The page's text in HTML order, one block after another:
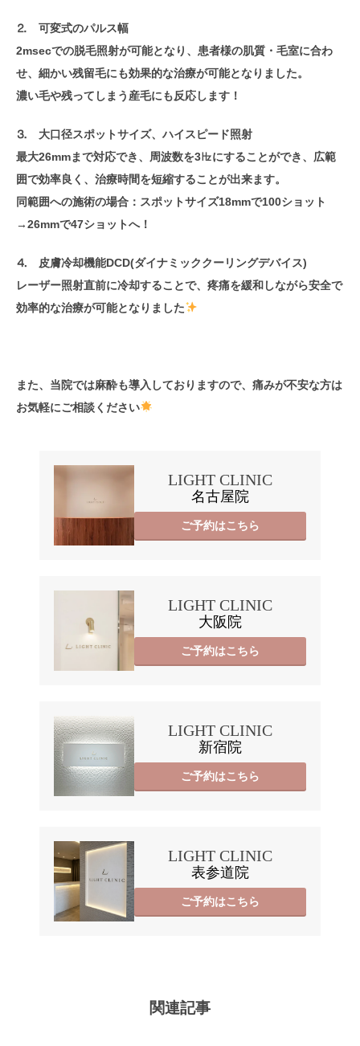
⒉ 可変式のパルス幅
2msecでの脱毛照射が可能となり、患者様の肌質・毛室に合わ
せ、細かい残留毛にも効果的な治療が可能となりました。
濃い毛や残ってしまう産毛にも反応します！
⒊ 大口径スポットサイズ、ハイスピード照射
最大26mmまで対応でき、周波数を3㎐にすることができ、広範
囲で効率良く、治療時間を短縮することが出来ます。
同範囲への施術の場合：スポットサイズ18mmで100ショット
→26mmで47ショットへ！
⒋ 皮膚冷却機能DCD(ダイナミッククーリングデバイス)
レーザー照射直前に冷却することで、疼痛を緩和しながら安全で
効率的な治療が可能となりました
また、当院では麻酔も導入しておりますので、痛みが不安な方は
お気軽にご相談ください
LIGHT CLINIC
名古屋院
ご予約はこちら
LIGHT CLINIC
大阪院
ご予約はこちら
LIGHT CLINIC
新宿院
ご予約はこちら
LIGHT CLINIC
表参道院
ご予約はこちら
関連記事